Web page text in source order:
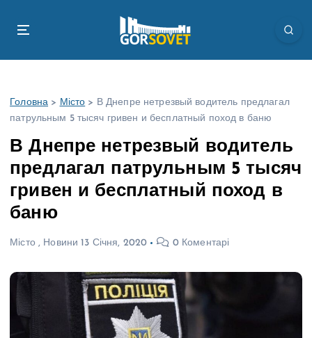
Головна > Місто > В Днепре нетрезвый водитель предлагал
патрульным 5 тысяч гривен и бесплатный поход в баню
В Днепре нетрезвый водитель
предлагал патрульным 5 тысяч
гривен и бесплатный поход в
баню
Місто, Новини 13 Січня, 2020 0 Коментарі